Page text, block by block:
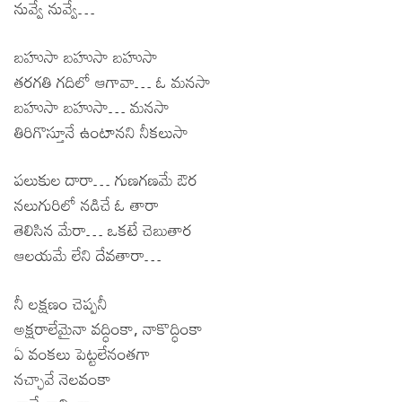
నువ్వే నువ్వే…
బహుసా బహుసా బహుసా
తరగతి గదిలో ఆగావా… ఓ మనసా
బహుసా బహుసా… మనసా
తిరిగొస్తూనే ఉంటానని నీకలుసా
పలుకుల దారా… గుణగణమే ఔర
నలుగురిలో నడిచే ఓ తారా
తెలిసిన మేరా… ఒకటే చెబుతార
ఆలయమే లేని దేవతారా…
నీ లక్షణం చెప్పనీ
అక్షరాలేమైనా వద్ధింకా, నాకొద్ధింకా
ఏ వంకలు పెట్టలేనంతగా
నచ్ఛావే నెలవంకా